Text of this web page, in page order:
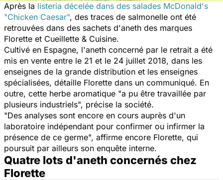
Après la listeria décelée dans des salades McDonald's
"Chicken Caesar", des traces de salmonelle ont été
retrouvées dans des sachets d'aneth des marques
Florette et Cueillette & Cuisine.
Cultivé en Espagne, l'aneth concerné par le retrait a été
mis en vente entre le 21 et le 24 juillet 2018, dans les
enseignes de la grande distribution et les enseignes
spécialisées, détaille Florette dans un communiqué. En
outre, cette herbe aromatique "a pu être travaillée par
plusieurs industriels", précise la société.
"Des analyses sont encore en cours auprès d'un
laboratoire indépendant pour confirmer ou infirmer la
présence de ce germe", affirme encore Florette, qui
poursuit par ailleurs son enquête interne.
Quatre lots d'aneth concernés chez
Florette